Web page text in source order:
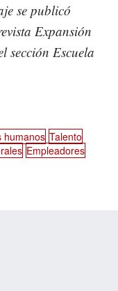
se publicó
Expansión
sección Escuela
humanos Talento
Empleadores